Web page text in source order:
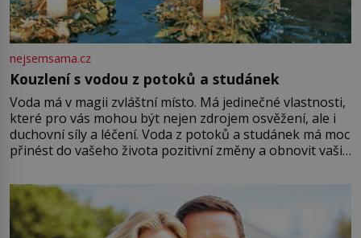
nejsemsama.cz
Kouzlení s vodou z potoků a studánek
Voda má v magii zvláštní místo. Má jedinečné vlastnosti,
které pro vás mohou být nejen zdrojem osvěžení, ale i
duchovní síly a léčení. Voda z potoků a studánek má moc
přinést do vašeho života pozitivní změny a obnovit vaši
můžete obohatit své rituály a přinést do svého života
větší harmonii a klid. Je důležité